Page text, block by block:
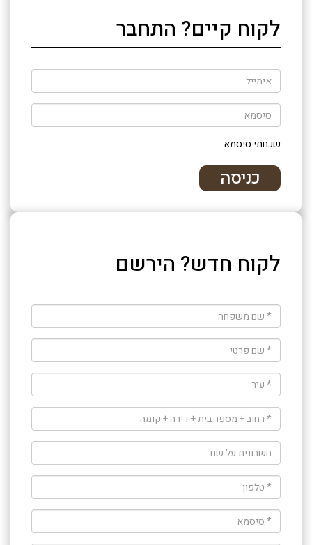
לקוח קיים? התחבר
שכחתי סיסמא
לקוח חדש? הירשם